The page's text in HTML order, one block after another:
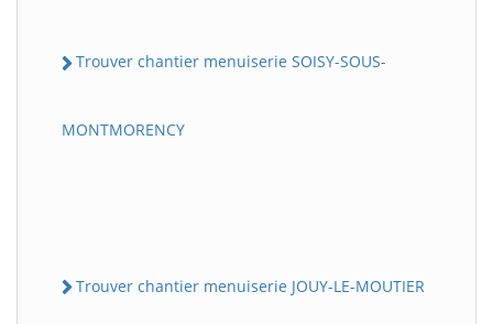
Trouver chantier menuiserie SOISY-SOUS-
MONTMORENCY
Trouver chantier menuiserie JOUY-LE-MOUTIER